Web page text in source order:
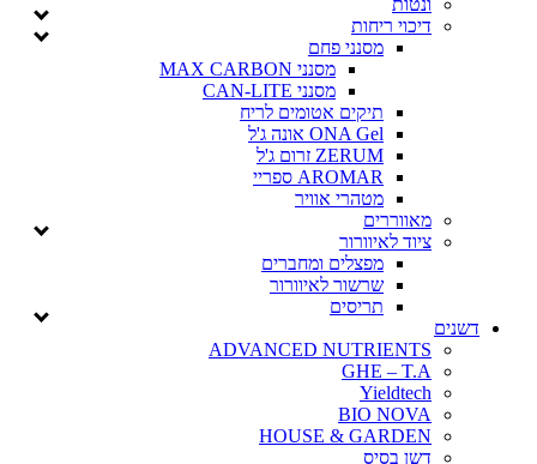
ונטות
דיכוי ריחות
מסנני פחם
מסנני MAX CARBON
מסנני CAN-LITE
תיקים אטומים לריח
ONA Gel אונה ג'ל
ZERUM זרום ג'ל
AROMAR ספריי
מטהרי אוויר
מאווררים
ציוד לאיוורור
מפצלים ומחברים
שרשור לאיוורור
תריסים
דשנים
ADVANCED NUTRIENTS
GHE – T.A
Yieldtech
BIO NOVA
HOUSE & GARDEN
דשן בסיס